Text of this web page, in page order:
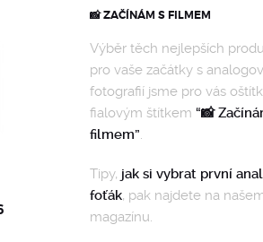
📸 ZAČÍNÁM S FILMEM
Výběr těch nejlepších
pro vaše začátky s
fotografií jsme pro vás
fialovým štítkem “📸
filmem”.
Tipy, jak si vybrat první
foťák, pak najdete na
magazínu.